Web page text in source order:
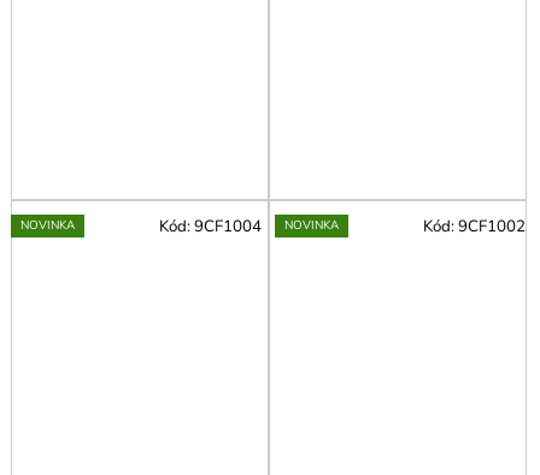
NOVINKA Kód:9CF1004 NOVINKA Kód:9CF1002